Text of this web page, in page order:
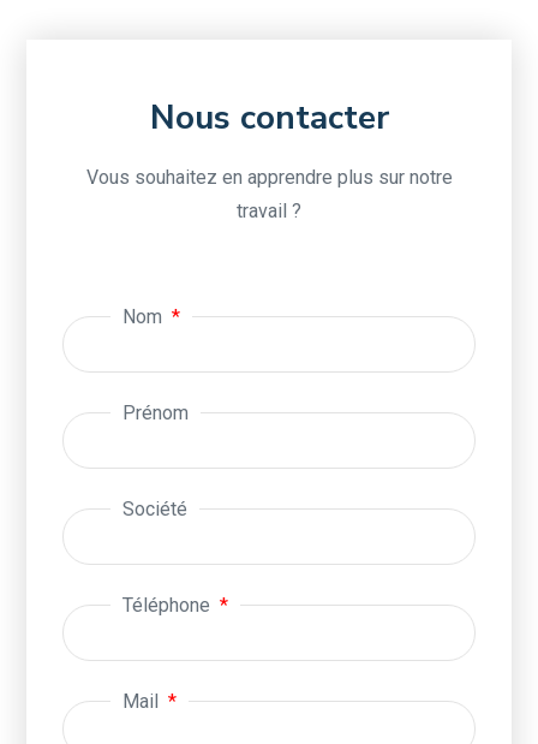
Nous contacter
Vous souhaitez en apprendre plus sur notre
travail ?
Nom
Prénom
Société
Téléphone
Mail